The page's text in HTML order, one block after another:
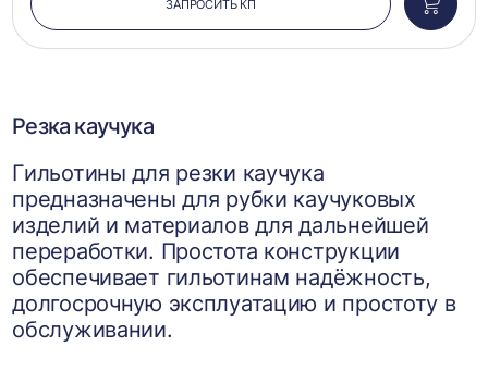
ЗАПРОСИТЬ КП
в
Резка каучука
Гильотины для резки каучука
предназначены для рубки каучуковых
изделий и материалов для дальнейшей
переработки. Простота конструкции
обеспечивает гильотинам надёжность,
долгосрочную эксплуатацию и простоту в
обслуживании.